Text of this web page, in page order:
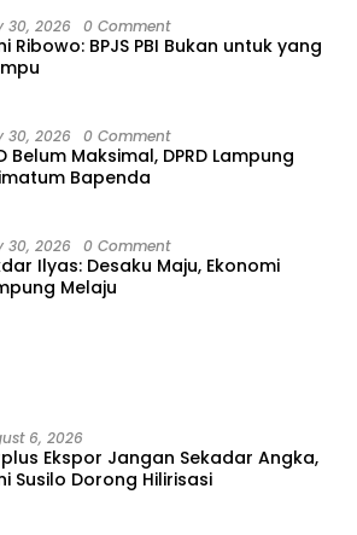
30, 2026 0 Comment
Ribowo: BPJS PBI Bukan untuk yang
30, 2026 0 Comment
Belum Maksimal, DPRD Lampung
Bapenda
30, 2026 0 Comment
Ilyas: Desaku Maju, Ekonomi
Melaju
6, 2026
Ekspor Jangan Sekadar Angka,
Susilo Dorong Hilirisasi